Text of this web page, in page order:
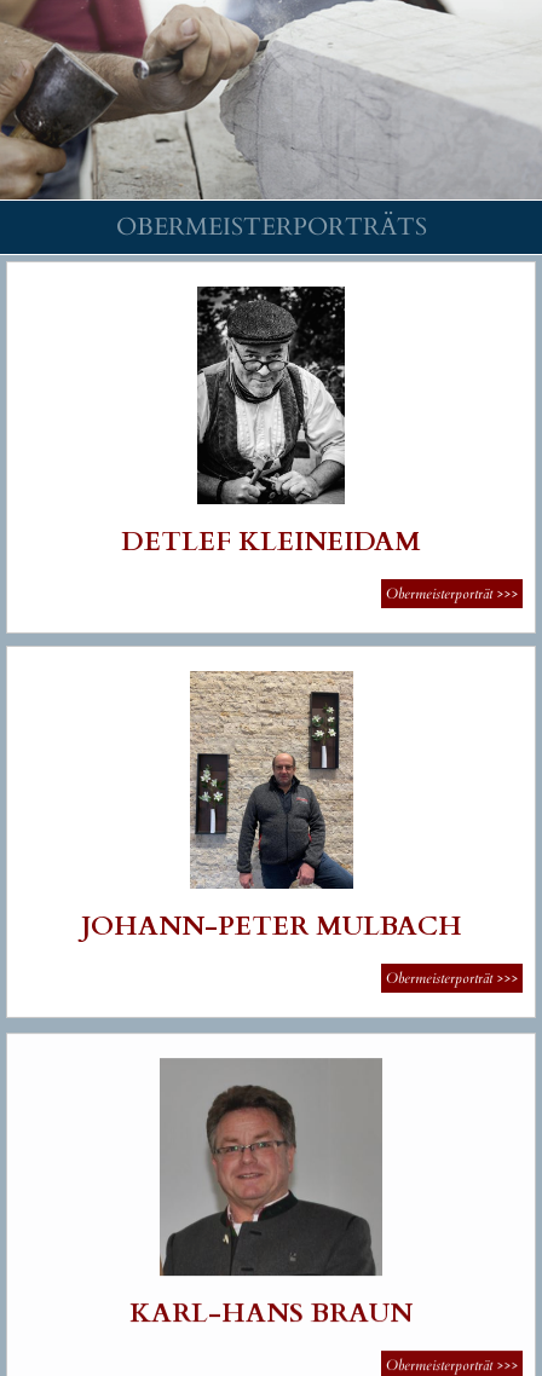
OBERMEISTERPORTRÄTS
DETLEF KLEINEIDAM
Obermeisterporträt>>>
JOHANN-PETER MULBACH
Obermeisterporträt>>>
KARL-HANS BRAUN
Obermeisterporträt>>>